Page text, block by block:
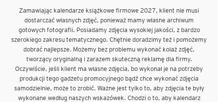
Zamawiając kalendarze książkowe firmowe 2027, klient nie musi
dostarczać własnych zdjęć, ponieważ mamy własne archiwum
gotowych fotografii. Posiadamy zdjęcia wysokiej jakości, z bardzo
szerokiego zakresu tematycznego. Chętnie doradzimy też i pomożemy
dobrać najlepsze. Możemy bez problemu wykonać kolaż zdjęć,
tworzący oryginalną i zarazem skuteczną reklamę dla firmy.
Oczywiście, jeśli klient ma własne zdjęcia, bo wykonał je na potrzeby
produkcji tego gadżetu promocyjnego bądź chce wykonać zdjęcia
samodzielnie, może to zrobić. Ważne jest tylko to, aby zdjęcia te były
wykonane według naszych wskazówek. Chodzi o to, aby kalendarz